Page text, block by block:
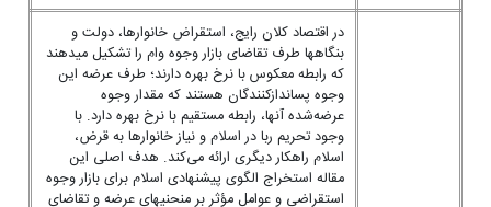
در اقتصاد کلان رایج، استقراض خانوارها، دولت و
بنگاه‎ها طرف تقاضای بازار وجوه وام را تشکیل می‎دهند
که رابطه معکوس با نرخ بهره دارند؛ طرف عرضه این
وجوه پس‎اندازکنندگان هستند که مقدار وجوه
عرضه‌شده آنها، رابطه مستقیم با نرخ بهره دارد. با
وجود تحریم ربا در اسلام و نیاز خانوارها به قرض،
اسلام راهکار دیگری ارائه می‌کند. هدف اصلی این
مقاله استخراج الگوی پیشنهادی اسلام برای بازار وجوه
استقراضی و عوامل مؤثر بر منحنی‎های عرضه و تقاضای